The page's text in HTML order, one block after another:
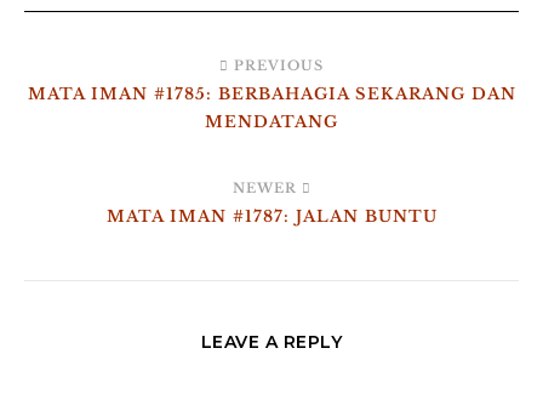
PREVIOUS
MATA IMAN #1785: BERBAHAGIA SEKARANG DAN
MENDATANG
NEWER
MATA IMAN #1787: JALAN BUNTU
LEAVE A REPLY